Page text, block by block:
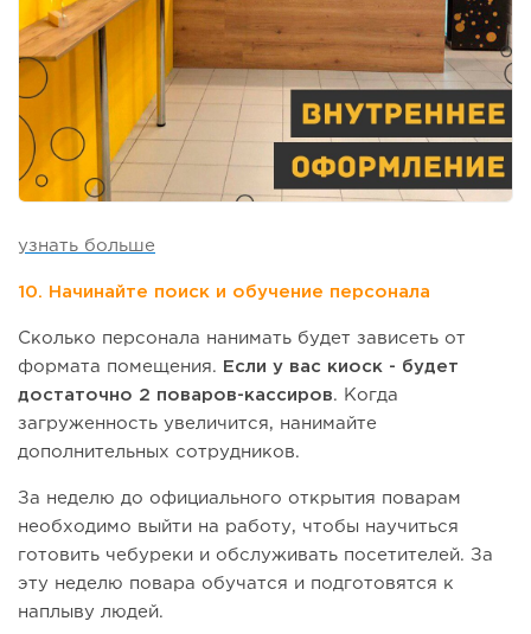
узнать больше
10. Начинайте поиск и обучение персонала
Сколько персонала нанимать будет зависеть от
формата помещения.
Если у вас киоск - будет
достаточно 2 поваров-кассиров . Когда
загруженность увеличится, нанимайте
дополнительных сотрудников.
За неделю до официального открытия поварам
необходимо выйти на работу, чтобы научиться
готовить чебуреки и обслуживать посетителей. За
эту неделю повара обучатся и подготовятся к
наплыву людей.